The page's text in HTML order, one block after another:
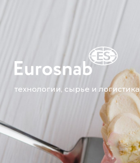
технологии, сырье и логистика